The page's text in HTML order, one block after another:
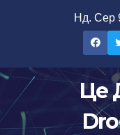
Нд. Сер
Це